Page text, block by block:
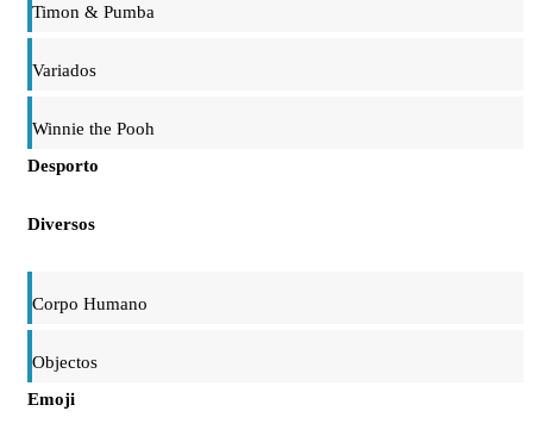
Timon & Pumba
Variados
Winnie the Pooh
Desporto
Diversos
Corpo Humano
Objectos
Emoji